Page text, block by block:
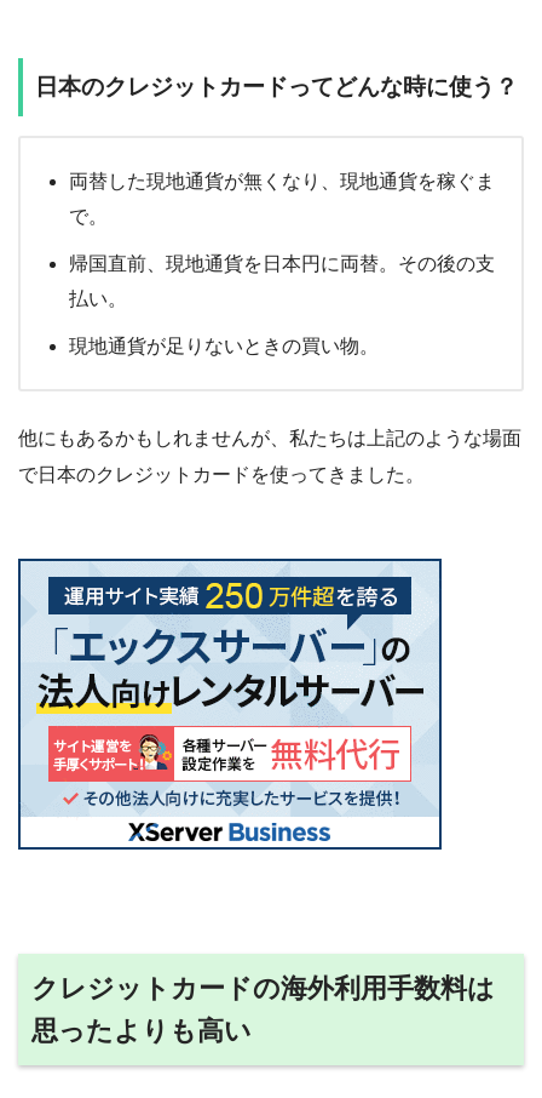
日本のクレジットカードってどんな時に使う？
両替した現地通貨が無くなり、現地通貨を稼ぐま
で。
帰国直前、現地通貨を日本円に両替。その後の支
払い。
現地通貨が足りないときの買い物。
他にもあるかもしれませんが、私たちは上記のような場面
で日本のクレジットカードを使ってきました。
クレジットカードの海外利用手数料は
思ったよりも高い